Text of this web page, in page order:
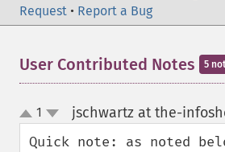
Request • Report a Bug
User Contributed Notes 5
up
down
1 jschwartz at the-
Quick note: as noted